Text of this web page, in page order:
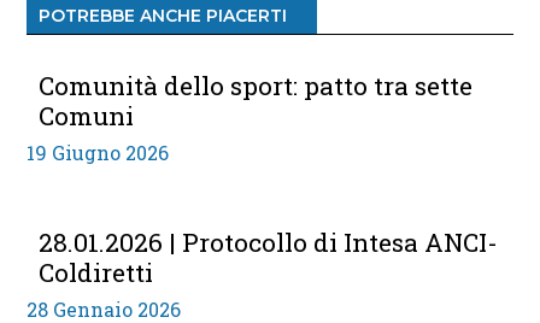
POTREBBE ANCHE PIACERTI
Comunità dello sport: patto tra sette
Comuni
19 Giugno 2026
28.01.2026 | Protocollo di Intesa ANCI-
Coldiretti
28 Gennaio 2026